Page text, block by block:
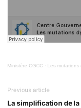
Ministère CGCC · Les mutations
Previous article
La simplification de la